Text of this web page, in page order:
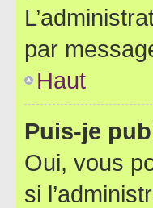
par
Haut
Puis-je
Oui, vous
si